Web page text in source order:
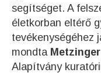
segítséget. A
életkorban eltérő
tevékenységéhez
mondta
Alapítvány